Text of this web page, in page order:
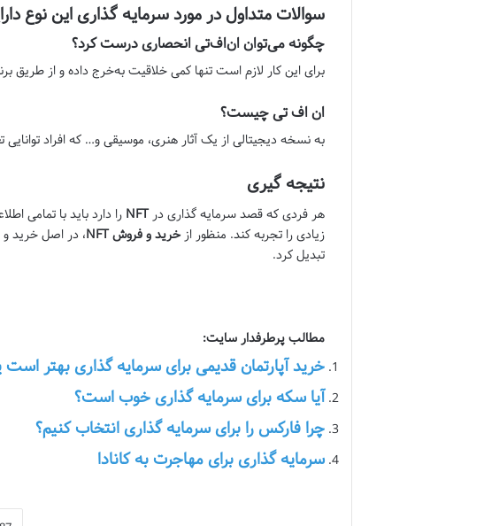
سوالات متداول در مورد سرمایه گذاری این نوع
چگونه می‌توان ان‌اف‌تی انحصاری درست کرد؟
برای این کار لازم است تنها کمی خلاقیت به‌خرج داده و از طریق
ان اف تی چیست؟
به نسخه دیجیتالی از یک آثار هنری، موسیقی و… که افراد
نتیجه گیری
هر فردی که قصد سرمایه گذاری درNFT را دارد باید با تمامی
زیادی را تجربه کند. منظور ازخرید و فروشNFT
، در اصل خرید و
تبدیل کرد.
مطالب پرطرفدار سایت:
خرید آپارتمان قدیمی برای سرمایه گذاری بهتر است
آیا سکه برای سرمایه گذاری خوب است؟
چرا فارکس را برای سرمایه گذاری انتخاب کنیم؟
سرمایه گذاری برای مهاجرت به کانادا